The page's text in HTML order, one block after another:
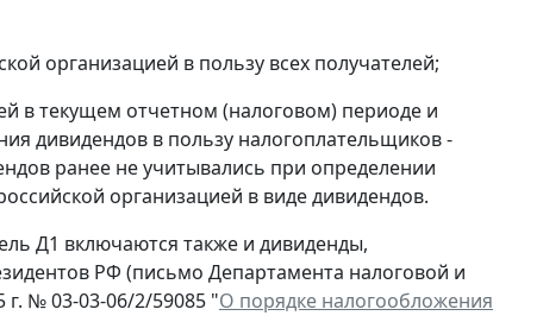
организацией в пользу всех получателей;
в текущем отчетном (налоговом) периоде и
дивидендов в пользу налогоплательщиков -
ранее не учитывались при определении
организацией в виде дивидендов.
Д1 включаются также и дивиденды,
РФ (письмо Департамента налоговой и
№ 03-03-06/2/59085 "О порядке налогообложения